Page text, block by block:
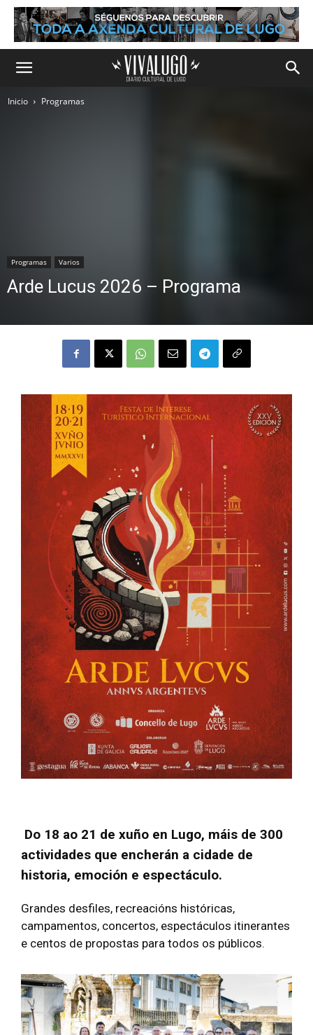
Inicio Programas
Programas Varios
Arde Lucus 2026 – Programa
Do 18 ao 21 de xuño en Lugo, máis de 300
actividades que encherán a cidade de
historia, emoción e espectáculo.
Grandes desfiles, recreacións históricas,
campamentos, concertos, espectáculos itinerantes
e centos de propostas para todos os públicos.